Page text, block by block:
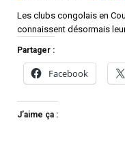
Les clubs congolais en
connaissent désormais
Partager :
Facebook
J’aime ça :